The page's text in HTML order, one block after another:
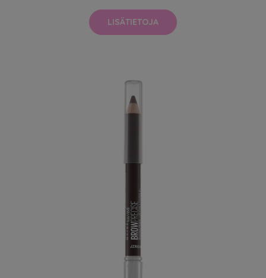
LISÄTIETOJA